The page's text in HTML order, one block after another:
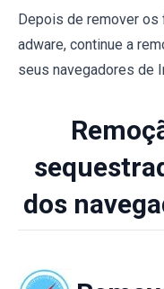
Depois de remover
adware, continue a
seus navegadores de
dos